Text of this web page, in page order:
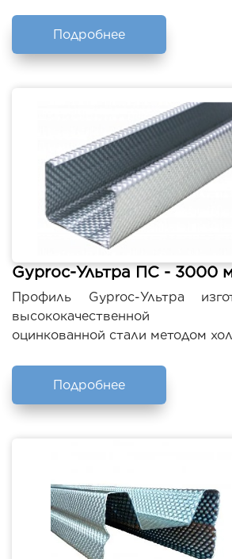
Подробнее
Gyproc-Ультра ПС - 3000
Профиль Gyproc-Ультра
высококачественной
оцинкованной стали методом
Подробнее